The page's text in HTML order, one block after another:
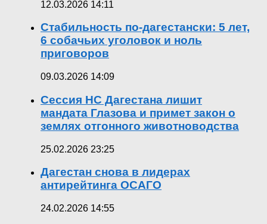
12.03.2026 14:11
Стабильность по-дагестански: 5 лет,
6 собачьих уголовок и ноль
приговоров
09.03.2026 14:09
Сессия НС Дагестана лишит
мандата Глазова и примет закон о
землях отгонного животноводства
25.02.2026 23:25
Дагестан снова в лидерах
антирейтинга ОСАГО
24.02.2026 14:55